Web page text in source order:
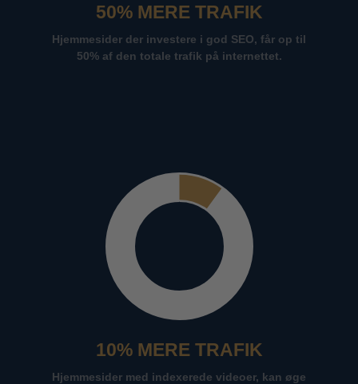
50% MERE TRAFIK
Hjemmesider der investere i god SEO, får op til
50% af den totale trafik på internettet.
10% MERE TRAFIK
Hjemmesider med indexerede videoer, kan øge